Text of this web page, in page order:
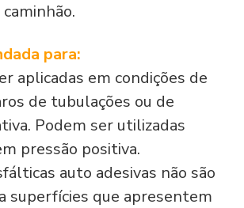
para:
aplicadas em condições de
de tubulações ou de
Podem ser utilizadas
pressão positiva.
auto adesivas não são
superfícies que apresentem